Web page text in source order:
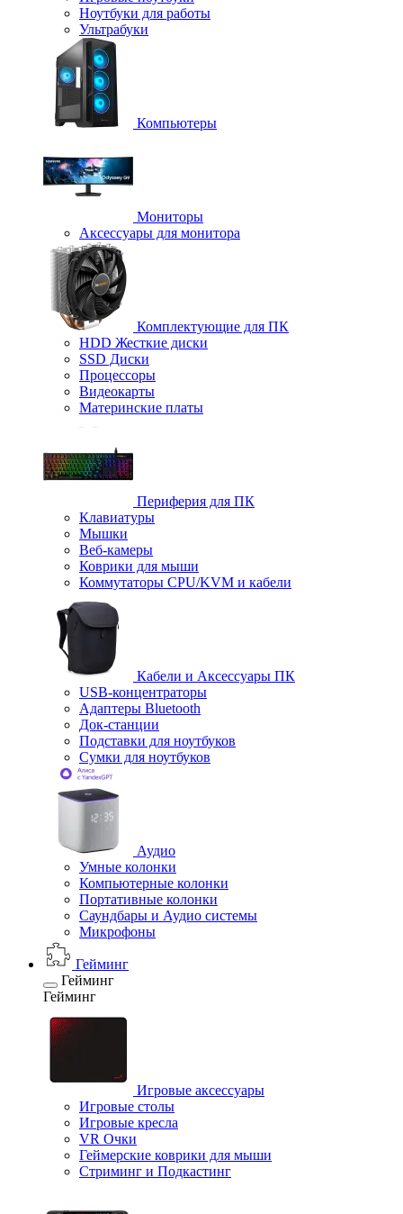
Ноутбуки для работы
Ультрабуки
Компьютеры
Мониторы
Аксессуары для монитора
Комплектующие для ПК
HDD Жесткие диски
SSD Диски
Процессоры
Видеокарты
Материнские платы
Периферия для ПК
Клавиатуры
Мышки
Веб-камеры
Коврики для мыши
Коммутаторы CPU/KVM и кабели
Кабели и Аксессуары ПК
USB-концентраторы
Адаптеры Bluetooth
Док-станции
Подставки для ноутбуков
Сумки для ноутбуков
Аудио
Умные колонки
Компьютерные колонки
Портативные колонки
Саундбары и Аудио системы
Микрофоны
Гейминг
Гейминг
Гейминг
Игровые аксессуары
Игровые столы
Игровые кресла
VR Очки
Геймерские коврики для мыши
Стриминг и Подкастинг